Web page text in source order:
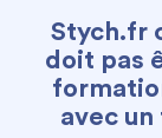
Stych.fr
doit pas
avec